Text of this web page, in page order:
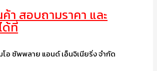
า สอบถามราคา และ
ด้ที่
โอ ซัพพลาย แอนด์ เอ็นจิเนียริ่ง จำกัด